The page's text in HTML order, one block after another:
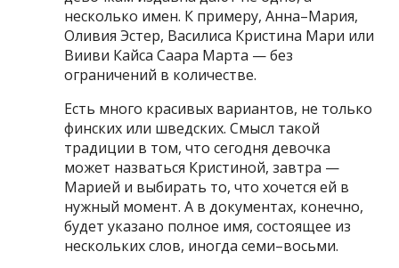
несколько имен. К примеру, Анна–Мария,
Оливия Эстер, Василиса Кристина Мари или
Вииви Кайса Саара Марта — без
ограничений в количестве.
Есть много красивых вариантов, не только
финских или шведских. Смысл такой
традиции в том, что сегодня девочка
может назваться Кристиной, завтра —
Марией и выбирать то, что хочется ей в
нужный момент. А в документах, конечно,
будет указано полное имя, состоящее из
нескольких слов, иногда семи–восьми.